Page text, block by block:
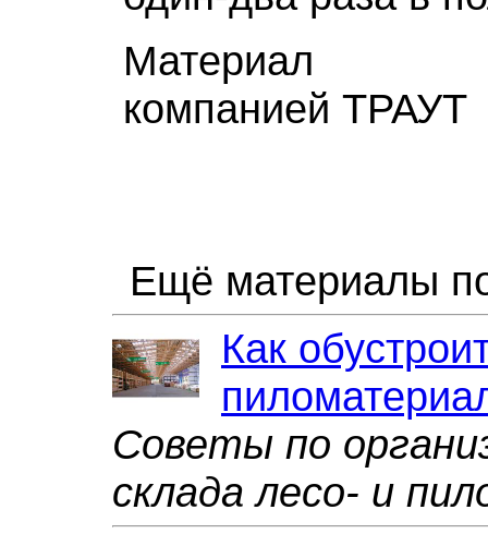
Материал
компанией ТРАУТ
Ещё материалы
Как
Советы по
склада лесо- и